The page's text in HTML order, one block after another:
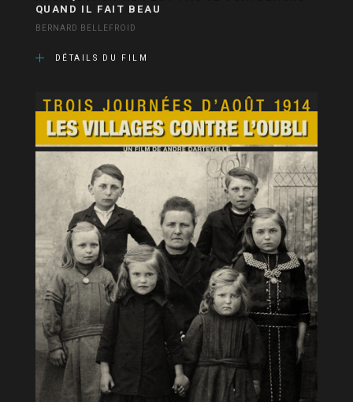
QUAND IL FAIT BEAU
BERNARD BELLEFROID
DÉTAILS DU FILM